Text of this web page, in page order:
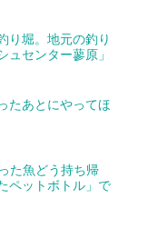
り堀。地元の釣り
ュセンター蓼原」
たあとにやってほ
た魚どう持ち帰
ペットボトル」で